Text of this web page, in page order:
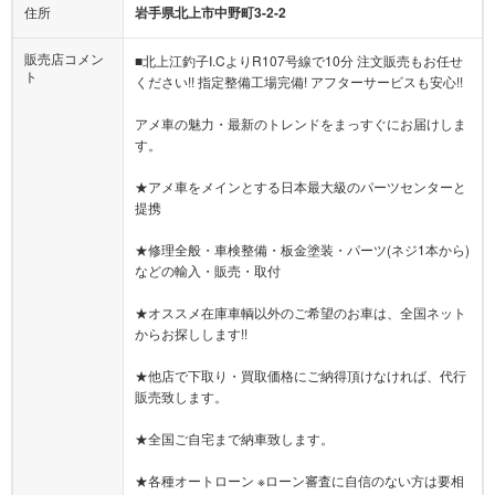
住所 岩手県北上市中野町3-2-2
販売店コメン
ト
■北上江釣子I.CよりR107号線で10分 注文販売もお任せ
ください!! 指定整備工場完備! アフターサービスも安心!!
アメ車の魅力・最新のトレンドをまっすぐにお届けしま
す。
★アメ車をメインとする日本最大級のパーツセンターと
提携
★修理全般・車検整備・板金塗装・パーツ(ネジ1本から)
などの輸入・販売・取付
★オススメ在庫車輌以外のご希望のお車は、全国ネット
からお探しします!!
★他店で下取り・買取価格にご納得頂けなければ、代行
販売致します。
★全国ご自宅まで納車致します。
★各種オートローン ※ローン審査に自信のない方は要相